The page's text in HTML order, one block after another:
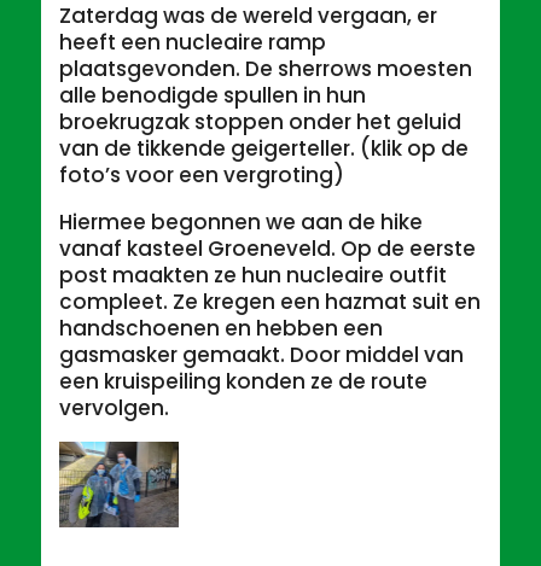
Zaterdag was de wereld vergaan, er
heeft een nucleaire ramp
plaatsgevonden. De sherrows moesten
alle benodigde spullen in hun
broekrugzak stoppen onder het geluid
van de tikkende geigerteller. (klik op de
foto’s voor een vergroting)
Hiermee begonnen we aan de hike
vanaf kasteel Groeneveld. Op de eerste
post maakten ze hun nucleaire outfit
compleet. Ze kregen een hazmat suit en
handschoenen en hebben een
gasmasker gemaakt. Door middel van
een kruispeiling konden ze de route
vervolgen.